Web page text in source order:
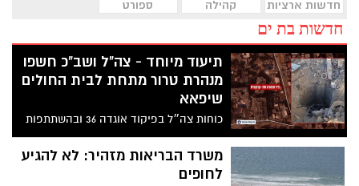
חדשות ארציות קהילה ספורט
חדשות בת ים
תיעוד מיוחד - צה"ל ושב"כ חשפו
מנהרת טרור מתחת לבית החולים
שיפאא
כוחות צה״ל בפיקוד אוגדה 36 ובהשתתפות
כוחות מיוחדים מיחידות שלדג, יהל״ם ועוקץ,
חשפו בהכוונת שב"כ ואמ"ן, תוואי מנהרת
משרד הבריאות מזהיר: לא להגיע
לחופים